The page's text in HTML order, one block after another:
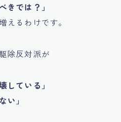
きでは？」
えるわけです。
除反対派が
している」
い」